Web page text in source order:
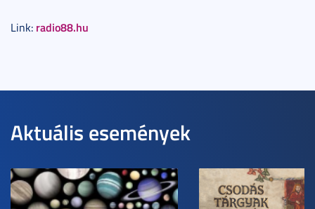
Link: radio88.hu
Aktuális események